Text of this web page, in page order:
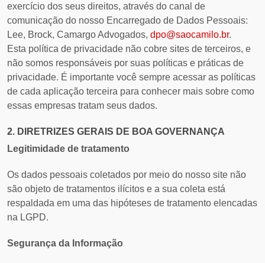
exercício dos seus direitos, através do canal de
comunicação do nosso Encarregado de Dados Pessoais:
Lee, Brock, Camargo Advogados, dpo@saocamilo.br.
Esta política de privacidade não cobre sites de terceiros, e
não somos responsáveis por suas políticas e práticas de
privacidade. É importante você sempre acessar as políticas
de cada aplicação terceira para conhecer mais sobre como
essas empresas tratam seus dados.
2. DIRETRIZES GERAIS DE BOA GOVERNANÇA
Legitimidade de tratamento
Os dados pessoais coletados por meio do nosso site não
são objeto de tratamentos ilícitos e a sua coleta está
respaldada em uma das hipóteses de tratamento elencadas
na LGPD.
Segurança da Informação